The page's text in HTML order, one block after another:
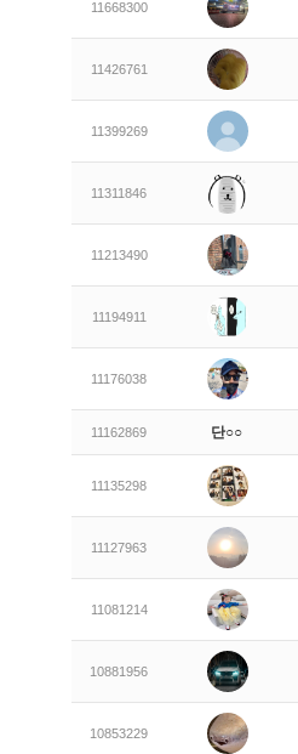
11668300
11426761
11399269
11311846
11213490
11194911
11176038
11162869 단○○
11135298
11127963
11081214
10881956
10853229